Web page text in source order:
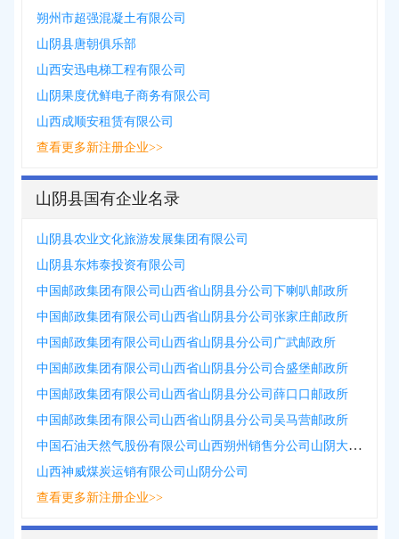
朔州市超强混凝土有限公司
山阴县唐朝俱乐部
山西安迅电梯工程有限公司
山阴果度优鲜电子商务有限公司
山西成顺安租赁有限公司
查看更多新注册企业>>
山阴县国有企业名录
山阴县农业文化旅游发展集团有限公司
山阴县东炜泰投资有限公司
中国邮政集团有限公司山西省山阴县分公司下喇叭邮政所
中国邮政集团有限公司山西省山阴县分公司张家庄邮政所
中国邮政集团有限公司山西省山阴县分公司广武邮政所
中国邮政集团有限公司山西省山阴县分公司合盛堡邮政所
中国邮政集团有限公司山西省山阴县分公司薛口口邮政所
中国邮政集团有限公司山西省山阴县分公司吴马营邮政所
中国石油天然气股份有限公司山西朔州销售分公司山阴大羊村加气站
山西神威煤炭运销有限公司山阴分公司
查看更多新注册企业>>